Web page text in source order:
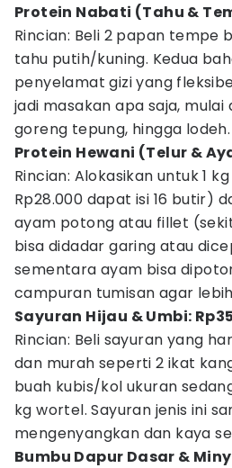
Protein Nabati (Tahu &
Rincian: Beli 2 papan tempe
tahu putih/kuning. Kedua
penyelamat gizi yang
jadi masakan apa saja, mulai
goreng tepung, hingga lodeh.
Protein Hewani (Telur &
Rincian: Alokasikan untuk 1
Rp28.000 dapat isi 16 butir)
ayam potong atau fillet
bisa didadar garing atau
sementara ayam bisa
campuran tumisan agar
Sayuran Hijau & Umbi:
Rincian: Beli sayuran yang
dan murah seperti 2 ikat
buah kubis/kol ukuran
kg wortel. Sayuran jenis ini
mengenyangkan dan kaya
Bumbu Dapur Dasar &